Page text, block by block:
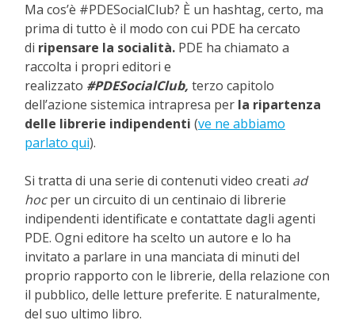
Ma cos’è #PDESocialClub? È un hashtag, certo, ma
prima di tutto è il modo con cui PDE ha cercato
di ripensare la socialità. PDE ha chiamato a
raccolta i propri editori e
realizzato #PDESocialClub, terzo capitolo
dell’azione sistemica intrapresa per la ripartenza
delle librerie indipendenti (ve ne abbiamo
parlato qui).
Si tratta di una serie di contenuti video creati ad
hocper un circuito di un centinaio di librerie
indipendenti identificate e contattate dagli agenti
PDE. Ogni editore ha scelto un autore e lo ha
invitato a parlare in una manciata di minuti del
proprio rapporto con le librerie, della relazione con
il pubblico, delle letture preferite. E naturalmente,
del suo ultimo libro.